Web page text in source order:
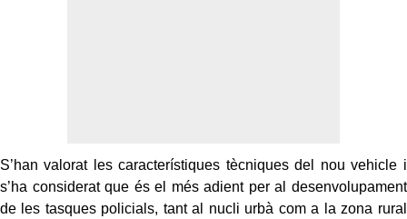
S’han valorat les característiques tècniques del nou vehicle i
s’ha considerat que és el més adient per al desenvolupament
de les tasques policials, tant al nucli urbà com a la zona rural